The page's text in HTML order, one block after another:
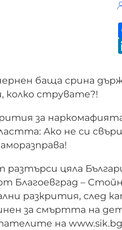
баща срина
колко струвате?!
за
Ако не си
разтърси цяла
Благоевград –
разкрития, след
за смъртта на
на